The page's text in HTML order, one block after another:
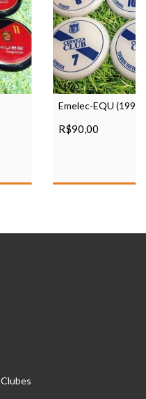
Emelec-EQU (1995)
R$90,00
Clubes